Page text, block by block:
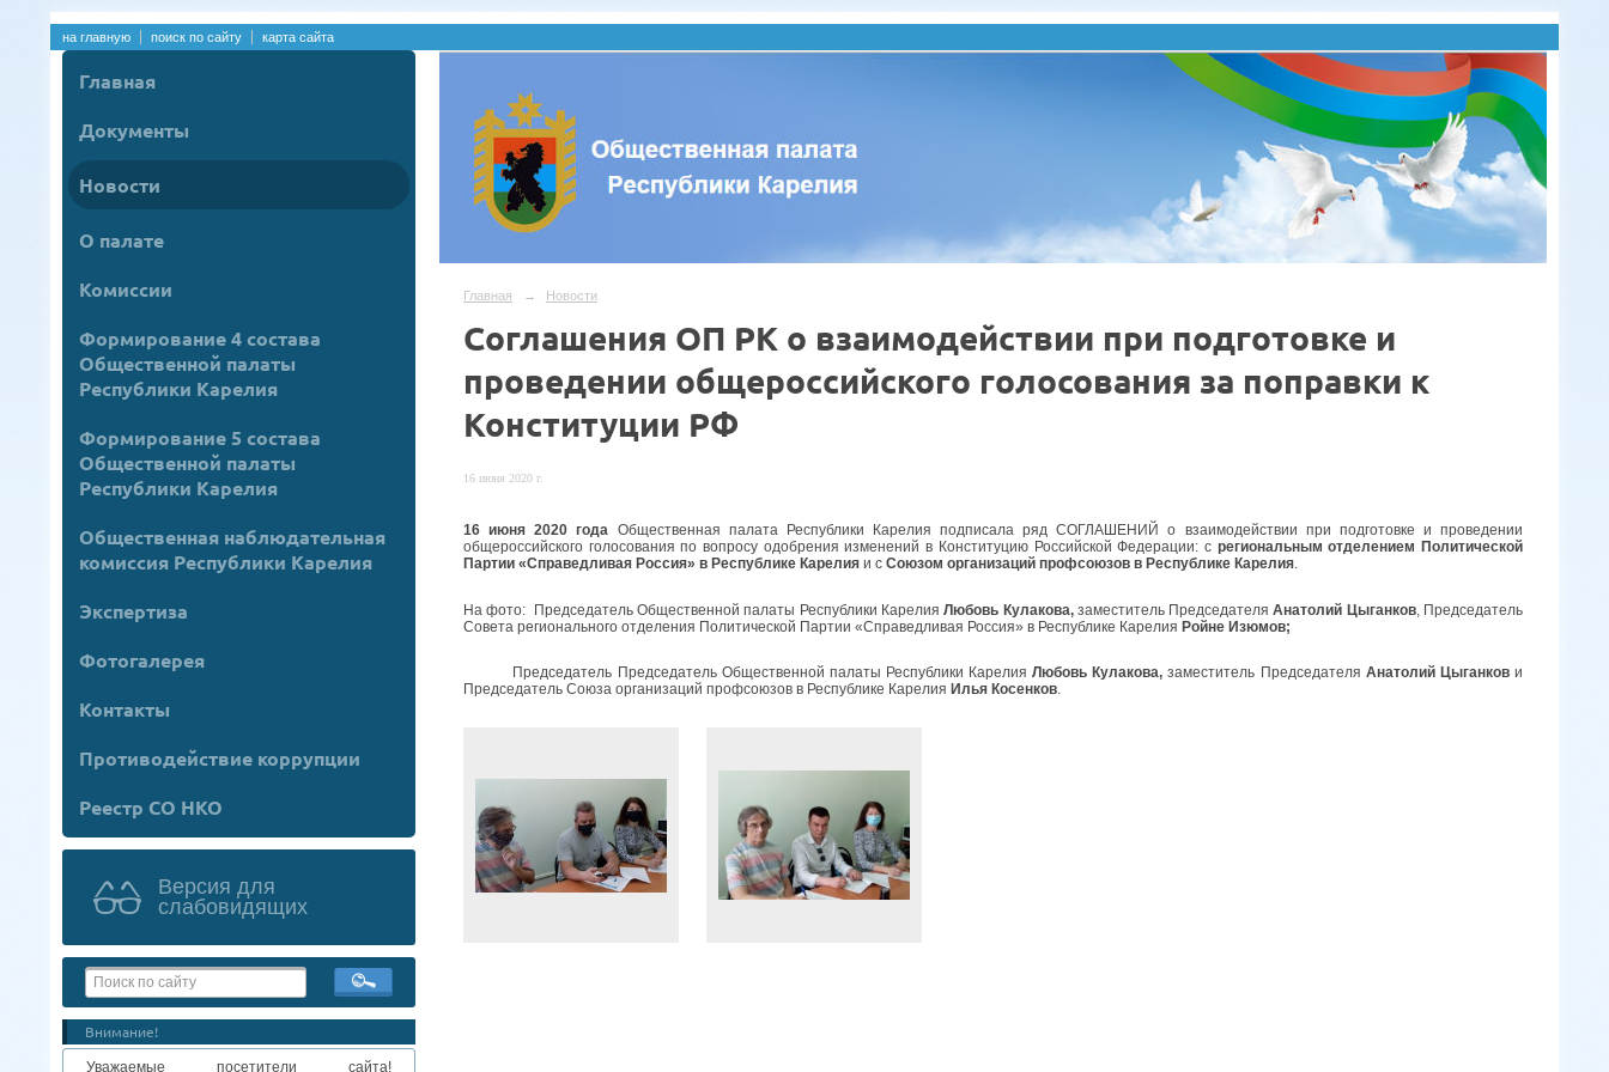
на главную поиск по сайту карта сайта
Главная
Документы
Новости
О палате
Комиссии
Формирование 4 состава
Общественной палаты
Республики Карелия
Формирование 5 состава
Общественной палаты
Республики Карелия
Общественная наблюдательная
комиссия Республики Карелия
Экспертиза
Фотогалерея
Контакты
Противодействие коррупции
Реестр СО НКО
Версия для
слабовидящих
Внимание!
Уважаемые посетители сайта!
Главная → Новости
Соглашения ОП РК о взаимодействии при подготовке и
проведении общероссийского голосования за поправки к
Конституции РФ
16 июня 2020 г.
16 июня 2020 года Общественная палата Республики Карелия подписала ряд СОГЛАШЕНИЙ о взаимодействии при подготовке и проведении
общероссийского голосования по вопросу одобрения изменений в Конституцию Российской Федерации: с региональным отделением Политической
Партии «Справедливая Россия» в Республике Карелия и с Союзом организаций профсоюзов в Республике Карелия.
На фото: Председатель Общественной палаты Республики КарелияЛюбовь Кулакова,заместитель ПредседателяАнатолий Цыганков, Председатель
Совета регионального отделения Политической Партии «Справедливая Россия» в Республике Карелия Ройне Изюмов;
Председатель Председатель Общественной палаты Республики КарелияЛюбовь Кулакова,заместитель Председателя Анатолий Цыганкови
Председатель Союза организаций профсоюзов в Республике Карелия Илья Косенков.